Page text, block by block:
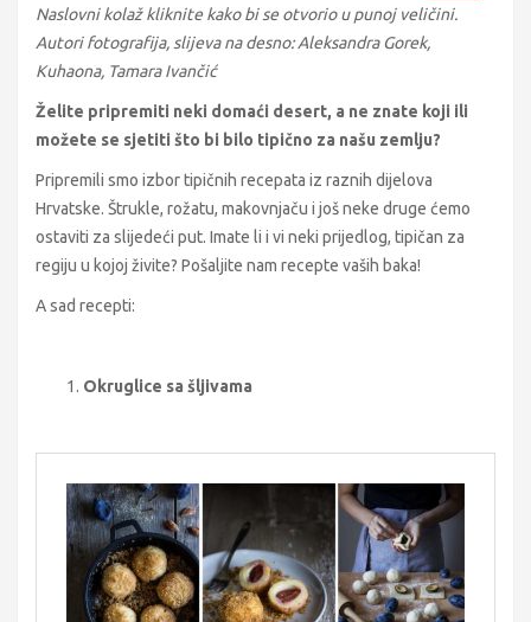
Naslovni kolaž kliknite kako bi se otvorio u punoj veličini.
Autori fotografija, slijeva na desno: Aleksandra Gorek,
Kuhaona, Tamara Ivančić
Želite pripremiti neki domaći desert, a ne znate koji ili
možete se sjetiti što bi bilo tipično za našu zemlju?
Pripremili smo izbor tipičnih recepata iz raznih dijelova
Hrvatske. Štrukle, rožatu, makovnjaču i još neke druge ćemo
ostaviti za slijedeći put. Imate li i vi neki prijedlog, tipičan za
regiju u kojoj živite? Pošaljite nam recepte vaših baka!
A sad recepti:
Okruglice sa šljivama